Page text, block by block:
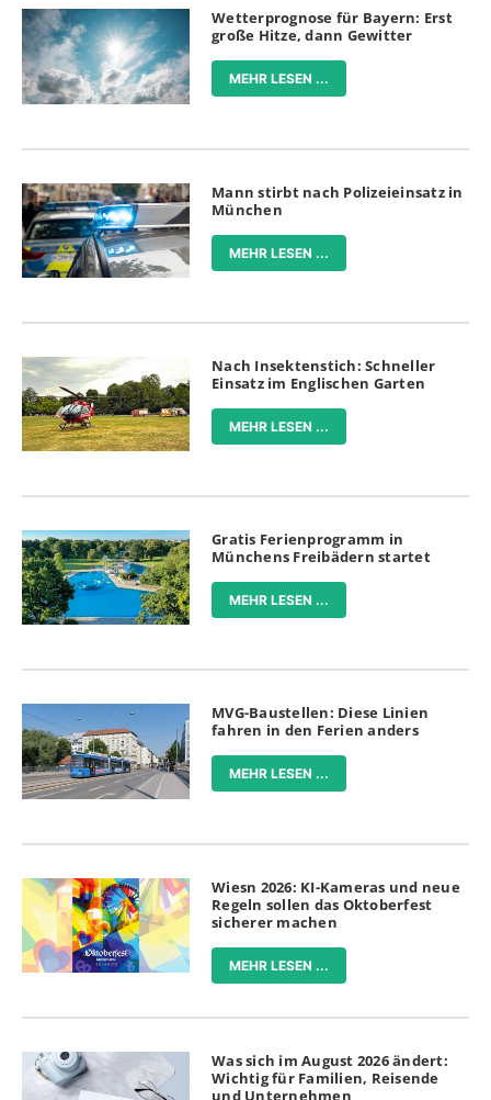
Wetterprognose für Bayern: Erst
große Hitze, dann Gewitter
MEHR LESEN ...
Mann stirbt nach Polizeieinsatz in
München
MEHR LESEN ...
Nach Insektenstich: Schneller
Einsatz im Englischen Garten
MEHR LESEN ...
Gratis Ferienprogramm in
Münchens Freibädern startet
MEHR LESEN ...
MVG-Baustellen: Diese Linien
fahren in den Ferien anders
MEHR LESEN ...
Wiesn 2026: KI-Kameras und neue
Regeln sollen das Oktoberfest
sicherer machen
MEHR LESEN ...
Was sich im August 2026 ändert:
Wichtig für Familien, Reisende
und Unternehmen